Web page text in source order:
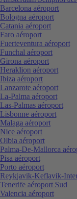
Barcelona aéroport
Bologna aéroport
Catania aéroport
Faro aéroport
Fuerteventura aéroport
Funchal aéroport
Girona aéroport
Heraklion aéroport
Ibiza aéroport
Lanzarote aéroport
La-Palma aéroport
Las-Palmas aéroport
Lisbonne aéroport
Malaga aéroport
Nice aéroport
Olbia aéroport
Palma-De-Mallorca
Pisa aéroport
Porto aéroport
Reykjavik-Keflavik-
Tenerife aéroport Sud
Valencia aéroport